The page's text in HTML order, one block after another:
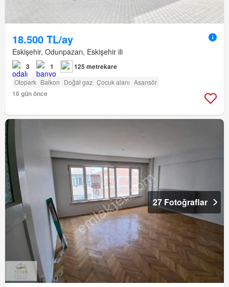
18.500 TL/ay
Eskişehir, Odunpazarı, Eskişehir ili
3 1 125 metrekare
Otopark Balkon Doğal gaz Çocuk alanı Asansör
16 gün önce
27 Fotoğraflar